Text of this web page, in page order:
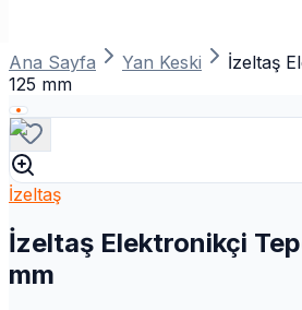
Ana Sayfa Yan Keski
İzeltaş
125 mm
İzeltaş
İzeltaş Elektronikçi
mm